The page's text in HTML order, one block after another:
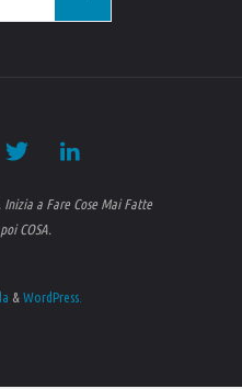
Inizia a Fare Cose Mai Fatte
COSA.
& WordPress.